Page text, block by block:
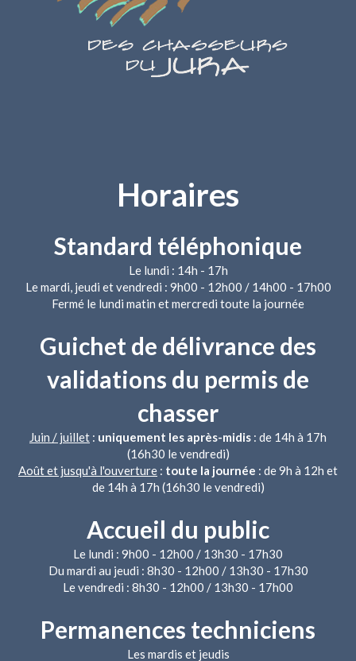
Horaires
Standard téléphonique
Le lundi : 14h - 17h
Le mardi, jeudi et vendredi : 9h00 - 12h00 / 14h00 - 17h00
Fermé le lundi matin et mercredi toute la journée
Guichet de délivrance des
validations du permis de
chasser
Juin / juillet : uniquement les après-midis : de 14h à 17h
(16h30 le vendredi)
Août et jusqu'à l'ouverture : toute la journée : de 9h à 12h et
de 14h à 17h (16h30 le vendredi)
Accueil du public
Le lundi : 9h00 - 12h00 / 13h30 - 17h30
Du mardi au jeudi : 8h30 - 12h00 / 13h30 - 17h30
Le vendredi : 8h30 - 12h00 / 13h30 - 17h00
Permanences techniciens
Les mardis et jeudis